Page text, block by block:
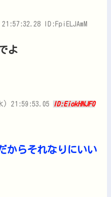
ID:FpiELJAmM
よ
) 21:59:53.05 ID:EiokHNJF0
からそれなりにいい